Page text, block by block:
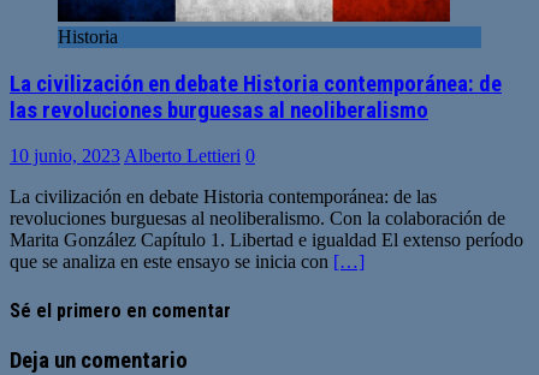
Historia
La civilización en debate Historia contemporánea: de
las revoluciones burguesas al neoliberalismo
10 junio, 2023Alberto Lettieri 0
La civilización en debate Historia contemporánea: de las
revoluciones burguesas al neoliberalismo. Con la colaboración de
Marita González Capítulo 1. Libertad e igualdad El extenso período
que se analiza en este ensayo se inicia con […]
Sé el primero en comentar
Deja un comentario